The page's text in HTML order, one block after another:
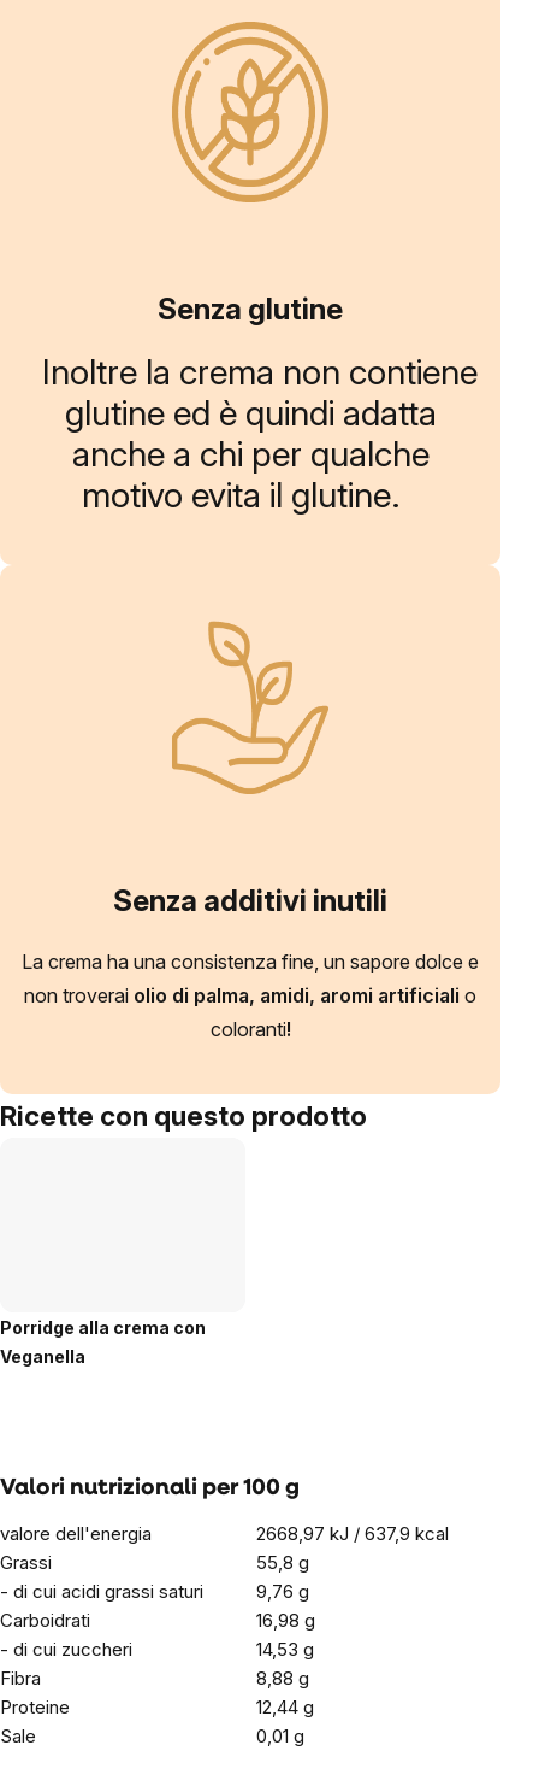
Senza glutine
Inoltre la crema non contiene
glutine ed è quindi adatta
anche a chi per qualche
motivo evita il glutine.
Senza additivi inutili
La crema ha una consistenza fine, un sapore dolce e
non troverai olio di palma, amidi, aromi artificiali o
coloranti!
Ricette con questo prodotto
Porridge alla crema con
Veganella
Valori nutrizionali per 100 g
valore dell'energia
2668,97 kJ / 637,9 kcal
Grassi
55,8 g
- di cui acidi grassi saturi
9,76 g
Carboidrati
16,98 g
- di cui zuccheri
14,53 g
Fibra
8,88 g
Proteine
12,44 g
Sale
0,01 g